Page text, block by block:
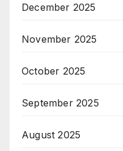
December 2025
November 2025
October 2025
September 2025
August 2025